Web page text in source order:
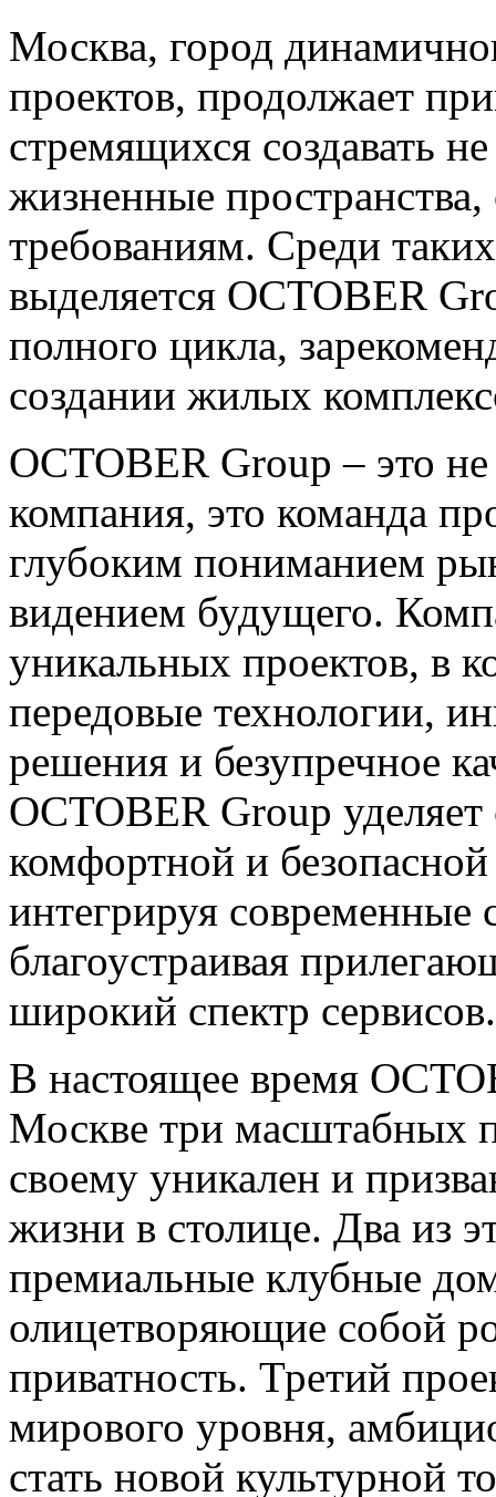
Москва, город
проектов, продолжает
стремящихся создавать
жизненные
требованиям. Среди
выделяется OCTOBER
полного цикла,
создании жилых
OCTOBER Group – это
компания, это команда
глубоким пониманием
видением будущего.
уникальных проектов, в
передовые технологии,
решения и безупречное
OCTOBER Group
комфортной и
интегрируя современные
благоустраивая
широкий спектр сервисов.
В настоящее время
Москве три масштабных
своему уникален и
жизни в столице. Два из
премиальные клубные
олицетворяющие собой
приватность. Третий
мирового уровня,
стать новой культурной